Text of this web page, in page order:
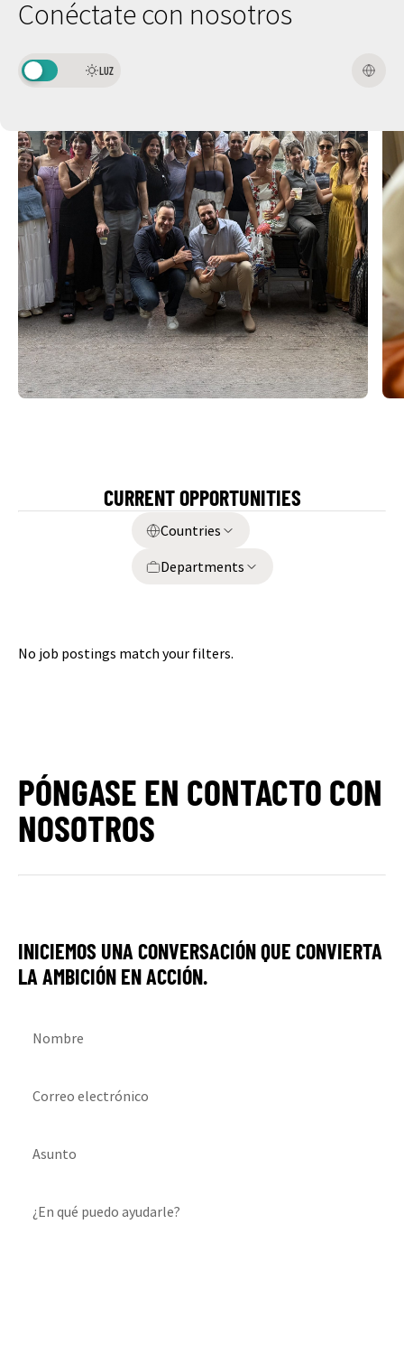
Conéctate con nosotros
LUZ
CURRENT OPPORTUNITIES
Countries
Departments
No job postings match your filters.
PÓNGASE EN CONTACTO CON
NOSOTROS
INICIEMOS UNA CONVERSACIÓN QUE CONVIERTA
LA AMBICIÓN EN ACCIÓN.
Nombre
Correo electrónico
Asunto
¿En qué puedo ayudarle?